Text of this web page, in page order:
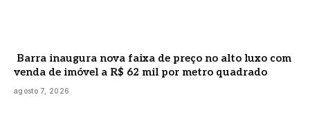
Barra inaugura nova faixa de preço no alto luxo com
venda de imóvel a R$ 62 mil por metro quadrado
agosto 7, 2026